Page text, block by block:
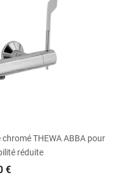
THEWA ABBA pour
réduite
€